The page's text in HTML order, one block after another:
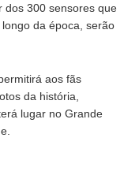
dos 300 sensores que
da época, serão
aos fãs
da história,
lugar no Grande